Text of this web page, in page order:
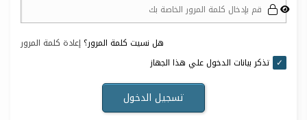
هل نسيت كلمة المرور؟ إعادة كلمة المرور
تذكر بيانات الدخول علي هذا الجهاز